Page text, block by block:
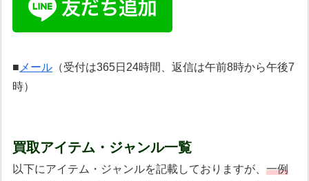
■ メール （受付は365日24時間、返信は午前8時から午後7
時）
買取アイテム・ジャンル一覧
以下にアイテム・ジャンルを記載しておりますが、一例